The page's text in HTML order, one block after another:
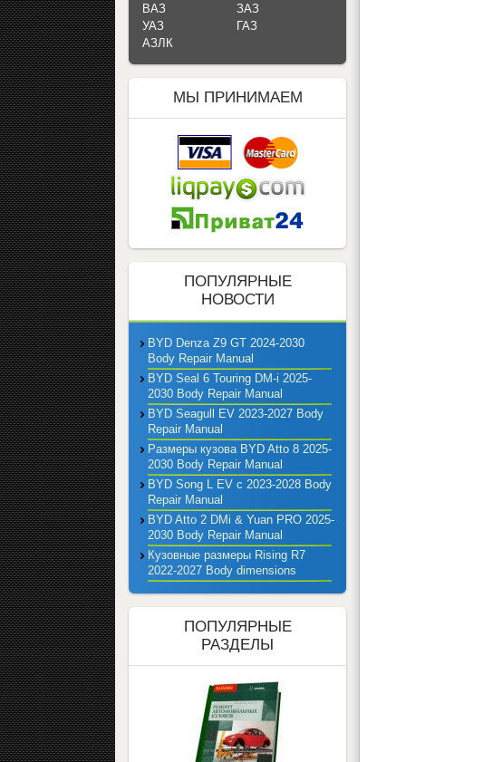
ВАЗ
ЗАЗ
УАЗ
ГАЗ
АЗЛК
МЫ ПРИНИМАЕМ
ПОПУЛЯРНЫЕ
НОВОСТИ
BYD Denza Z9 GT 2024-2030
Body Repair Manual
BYD Seal 6 Touring DM-i 2025-
2030 Body Repair Manual
BYD Seagull EV 2023-2027 Body
Repair Manual
Размеры кузова BYD Atto 8 2025-
2030 Body Repair Manual
BYD Song L EV с 2023-2028 Body
Repair Manual
BYD Atto 2 DMi & Yuan PRO 2025-
2030 Body Repair Manual
Кузовные размеры Rising R7
2022-2027 Body dimensions
ПОПУЛЯРНЫЕ
РАЗДЕЛЫ